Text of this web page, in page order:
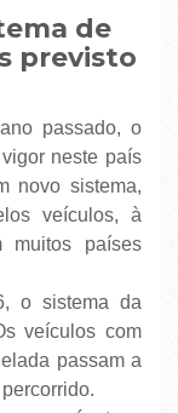
de
previsto
passado, o
neste país
novo sistema,
veículos, à
muitos países
o sistema da
veículos com
passam a